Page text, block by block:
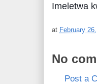
Imeletwa
at February
No
Post a